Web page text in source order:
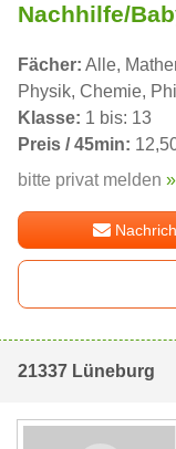
Nachhilfe/
Fächer: Alle,
Physik, Chemie,
Klasse: 1 bis: 13
Preis / 45min:
bitte privat melden
21337 Lüneburg